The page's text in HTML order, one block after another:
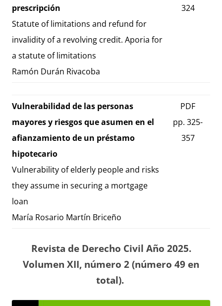
prescripción
Statute of limitations and refund for
invalidity of a revolving credit. Aporia for
a statute of limitations
Ramón Durán Rivacoba
324
Vulnerabilidad de las personas
mayores y riesgos que asumen en el
afianzamiento de un préstamo
hipotecario
Vulnerability of elderly people and risks
they assume in securing a mortgage
loan
María Rosario Martín Briceño
PDF
pp. 325-
357
Revista de Derecho Civil Año 2025.
Volumen XII, número 2 (número 49 en
total).